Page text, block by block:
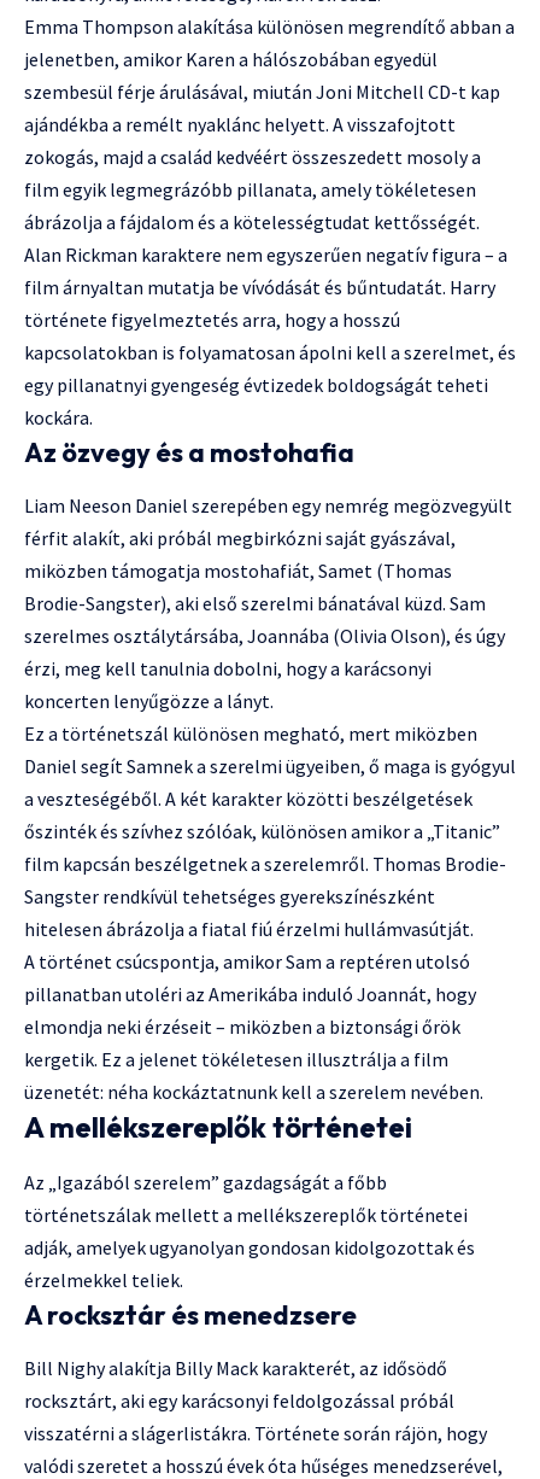
Emma Thompson alakítása különösen megrendítő abban a
jelenetben, amikor Karen a hálószobában egyedül
szembesül férje árulásával, miután Joni Mitchell CD-t kap
ajándékba a remélt nyaklánc helyett. A visszafojtott
zokogás, majd a család kedvéért összeszedett mosoly a
film egyik legmegrázóbb pillanata, amely tökéletesen
ábrázolja a fájdalom és a kötelességtudat kettősségét.
Alan Rickman karaktere nem egyszerűen negatív figura – a
film árnyaltan mutatja be vívódását és bűntudatát. Harry
története figyelmeztetés arra, hogy a hosszú
kapcsolatokban is folyamatosan ápolni kell a szerelmet, és
egy pillanatnyi gyengeség évtizedek boldogságát teheti
kockára.
Az özvegy és a mostohafia
Liam Neeson Daniel szerepében egy nemrég megözvegyült
férfit alakít, aki próbál megbirkózni saját gyászával,
miközben támogatja mostohafiát, Samet (Thomas
Brodie-Sangster), aki első szerelmi bánatával küzd. Sam
szerelmes osztálytársába, Joannába (Olivia Olson), és úgy
érzi, meg kell tanulnia dobolni, hogy a karácsonyi
koncerten lenyűgözze a lányt.
Ez a történetszál különösen megható, mert miközben
Daniel segít Samnek a szerelmi ügyeiben, ő maga is gyógyul
a veszteségéből. A két karakter közötti beszélgetések
őszinték és szívhez szólóak, különösen amikor a „Titanic”
film kapcsán beszélgetnek a szerelemről. Thomas Brodie-
Sangster rendkívül tehetséges gyerekszínészként
hitelesen ábrázolja a fiatal fiú érzelmi hullámvasútját.
A történet csúcspontja, amikor Sam a reptéren utolsó
pillanatban utoléri az Amerikába induló Joannát, hogy
elmondja neki érzéseit – miközben a biztonsági őrök
kergetik. Ez a jelenet tökéletesen illusztrálja a film
üzenetét: néha kockáztatnunk kell a szerelem nevében.
A mellékszereplők történetei
Az „Igazából szerelem” gazdagságát a főbb
történetszálak mellett a mellékszereplők történetei
adják, amelyek ugyanolyan gondosan kidolgozottak és
érzelmekkel teliek.
A rocksztár és menedzsere
Bill Nighy alakítja Billy Mack karakterét, az idősödő
rocksztárt, aki egy karácsonyi feldolgozással próbál
visszatérni a slágerlistákra. Története során rájön, hogy
valódi szeretet a hosszú évek óta hűséges menedzserével,